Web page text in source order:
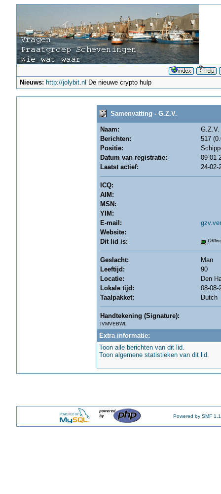
Nieuws: http://jolybit.nl De nieuwe crypto hulp
Samenvatting - G.Z.V.
Naam:
G.Z.V.
Berichten:
517
Positie:
Datum van registratie:
09-01-
Laatst actief:
24-02-
ICQ:
AIM:
MSN:
YIM:
E-mail:
Website:
Dit lid is:
Geslacht:
Man
Leeftijd:
90
Locatie:
Den
Lokale tijd:
08-08-
Taalpakket:
Dutch
Handtekening (Signature):
IVMVEBWL
Extra informatie:
Toon alle berichten van dit lid.
Toon algemene statistieken van dit lid.
Powered by SMF